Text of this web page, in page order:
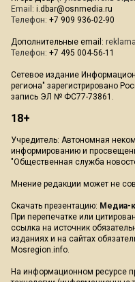
Email: i.dbar@osnmedia.ru
Телефон: +7 909 936-02-90
Дополнительные email:
Телефон: +7 495 004-56-11
Сетевое издание
региона" зарегистрировано
запись ЭЛ № ФС77-73861.
18+
Учредитель: Автономная
информированию и
"Общественная служба
Мнение редакции может не
Скачать презентацию: Медиа-
При перепечатке или
ссылка на источник
изданиях и на сайтах
Mosregion.info.
На информационном ресурсе